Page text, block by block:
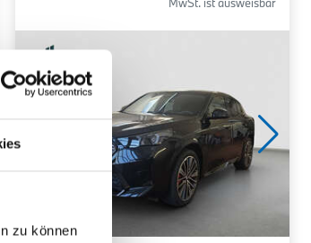
zu können
MwSt. ist ausweisbar